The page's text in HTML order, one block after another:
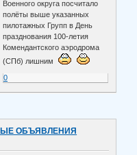
Военного округа посчитало
полёты выше указанных
пилотажных Групп в День
празднования 100-летия
Комендантского аэродрома
(СПб) лишним
0
ОБЪЯВЛЕНИЯ